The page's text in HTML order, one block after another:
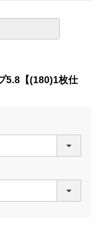
です。
送予定も変更になる
5.8【(180)1枚仕